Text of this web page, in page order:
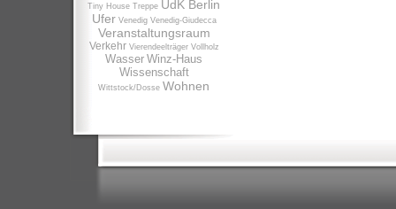
Tiny House Treppe UdK Berlin
Ufer Venedig Venedig-Giudecca
Veranstaltungsraum
Verkehr Vierendeelträger Vollholz
Wasser Winz-Haus
Wissenschaft
Wittstock/Dosse Wohnen